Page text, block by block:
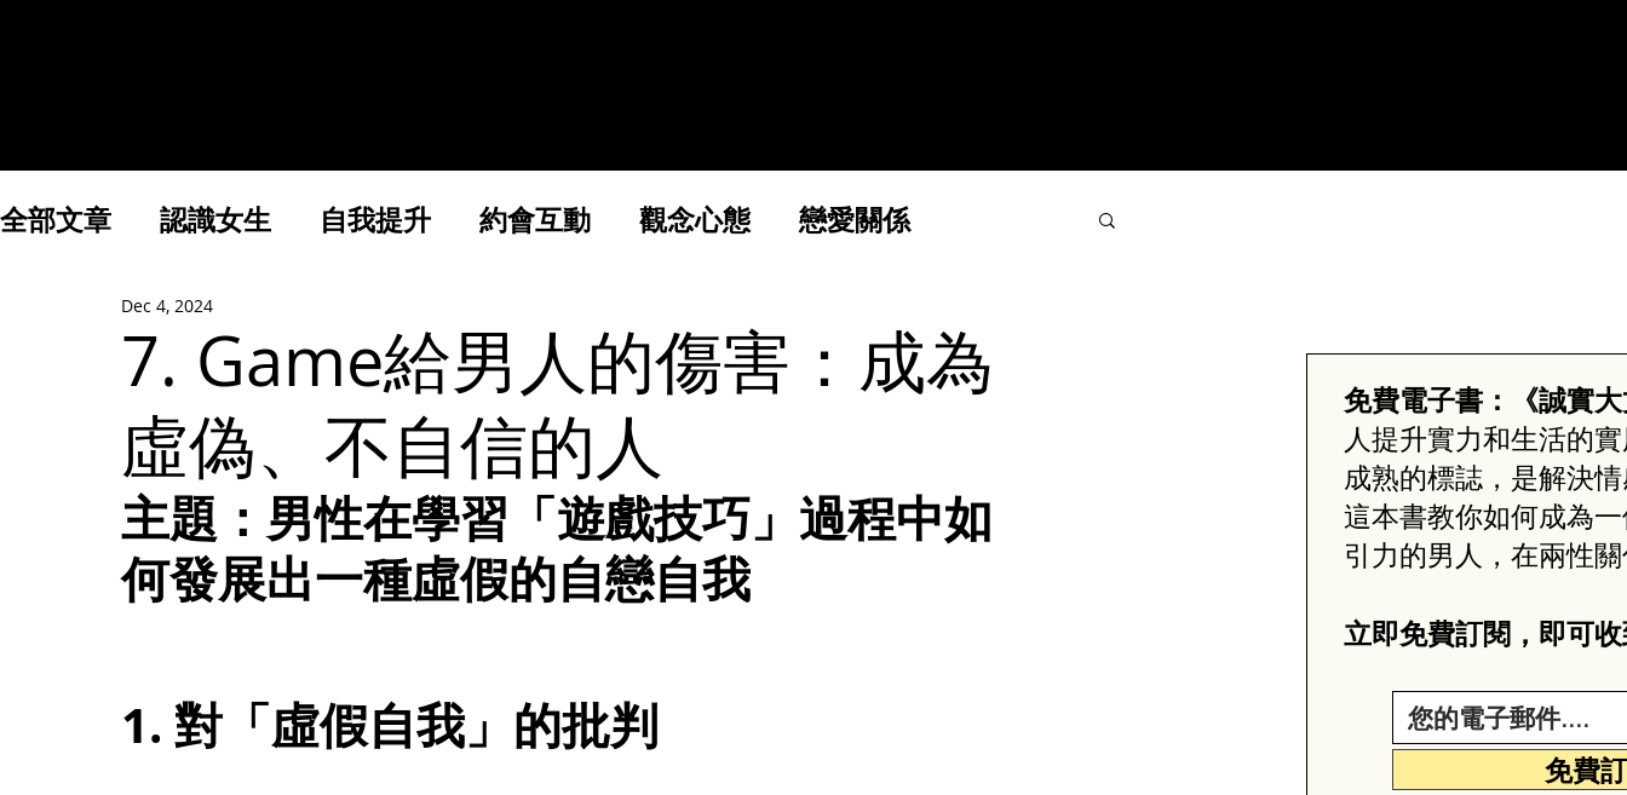
全部文章 認識女生 自我提升 約會互動 觀念心態 戀愛關係
財富與創業
7. Game給男人的傷害：成為
虛偽、不自信的人
Dec 4, 2024
主題：男性在學習「遊戲技巧」過程中如
何發展出一種虛假的自戀自我
1. 對「虛假自我」的批判
免費電子書：《誠實
人提升實力和生活的
成熟的標誌，是解決
這本書教你如何成為
引力的男人，在兩性
立即免費訂閱，即可
免費